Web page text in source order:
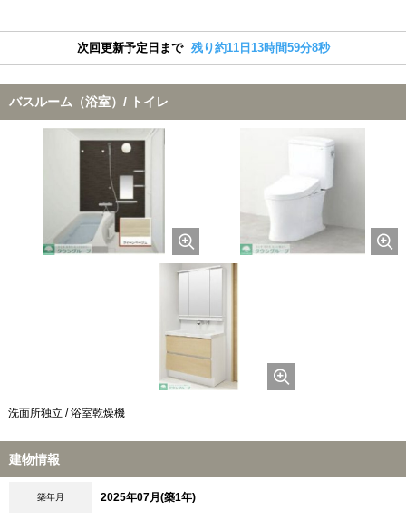
次回更新予定日まで 残り約11日13時間59分7秒
バスルーム（浴室）/ トイレ
洗面所独立 / 浴室乾燥機
建物情報
築年月 2025年07月(築1年)